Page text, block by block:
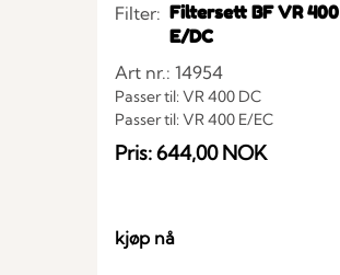
Filter: Filtersett BF VR 400
E/DC
Art nr.: 14954
Passer til: VR 400 DC
Passer til: VR 400 E/EC
Passer til: VR 400 E/3
Pris: 644,00 NOK
kjøp nå